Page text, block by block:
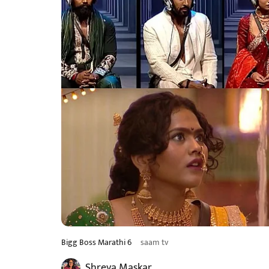
Bigg Boss Marathi 6 saam tv